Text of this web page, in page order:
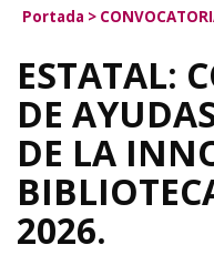
Portada >
ESTATAL:
DE
DE LA
2026.